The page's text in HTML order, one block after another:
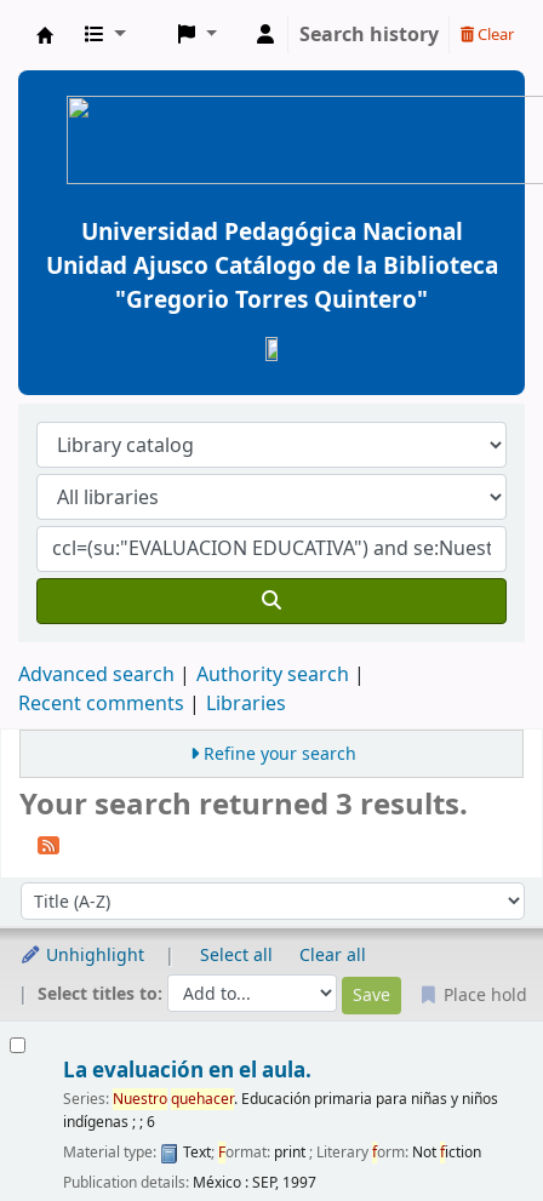
BiblioGTQ
Search history Clear
Universidad Pedagógica Nacional
Unidad Ajusco Catálogo de la Biblioteca
"Gregorio Torres Quintero"
Advanced search
Authority search
Recent comments
Libraries
Refine your search
Your search returned 3 results.
Sort by:
Unhighlight Select all
Clear all
Select titles to:
Place hold
La evaluación en el aula.
Series: Nuestroquehacer. Educación primaria para niñas y niños
indígenas ; ; 6
Material type:
Text; Format: print; Literaryform: Notfiction
Publication details: México :SEP, 1997